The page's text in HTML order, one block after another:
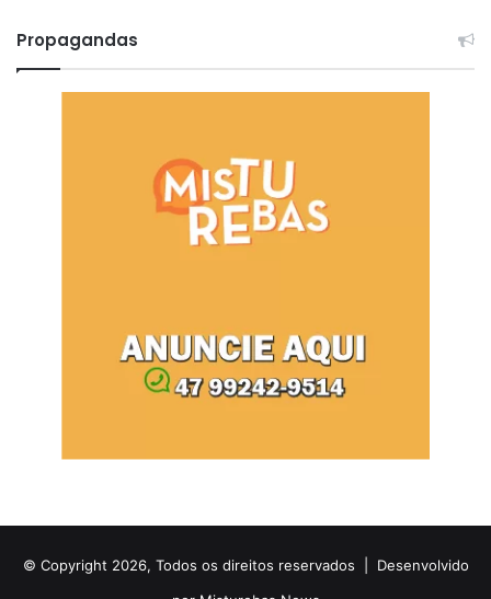
Propagandas
© Copyright 2026, Todos os direitos reservados | Desenvolvido